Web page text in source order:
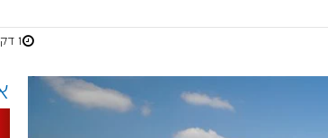
1 דקות